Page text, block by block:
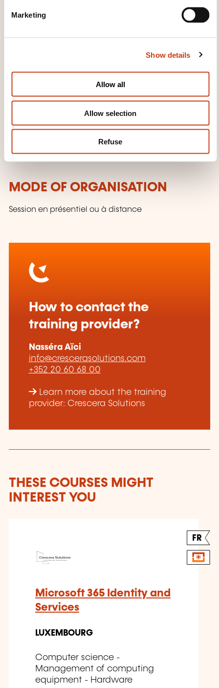
Marketing
Show details
Allow all
Allow selection
Refuse
Luxembourg
04.12.2026
FR 1790,00€
MODE OF ORGANISATION
Session en présentiel ou à distance
How to contact the
training provider?
Nasséra Aïci
info@crescerasolutions.com
+352 20 60 68 00
Learn more about the training
provider: Crescera Solutions
THESE COURSES MIGHT
INTEREST YOU
FR
Microsoft 365 Identity and
Services
LUXEMBOURG
Computer science -
Management of computing
equipment - Hardware